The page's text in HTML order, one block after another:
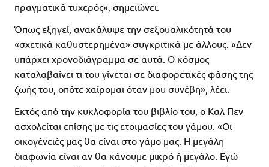
πραγματικά τυχερός», σημειώνει.
Όπως εξηγεί, ανακάλυψε την σεξουαλικότητά του
«σχετικά καθυστερημένα» συγκριτικά με άλλους. «Δεν
υπάρχει χρονοδιάγραμμα σε αυτά. Ο κόσμος
καταλαβαίνει τι του γίνεται σε διαφορετικές φάσης της
ζωής του, οπότε χαίρομαι όταν μου συνέβη», λέει.
Εκτός από την κυκλοφορία του βιβλίο του, ο Καλ Πεν
ασχολείται επίσης με τις ετοιμασίες του γάμου. «Οι
οικογένειές μας θα είναι στο γάμο μας. Η μεγάλη
διαφωνία είναι αν θα κάνουμε μικρό ή μεγάλο. Εγώ